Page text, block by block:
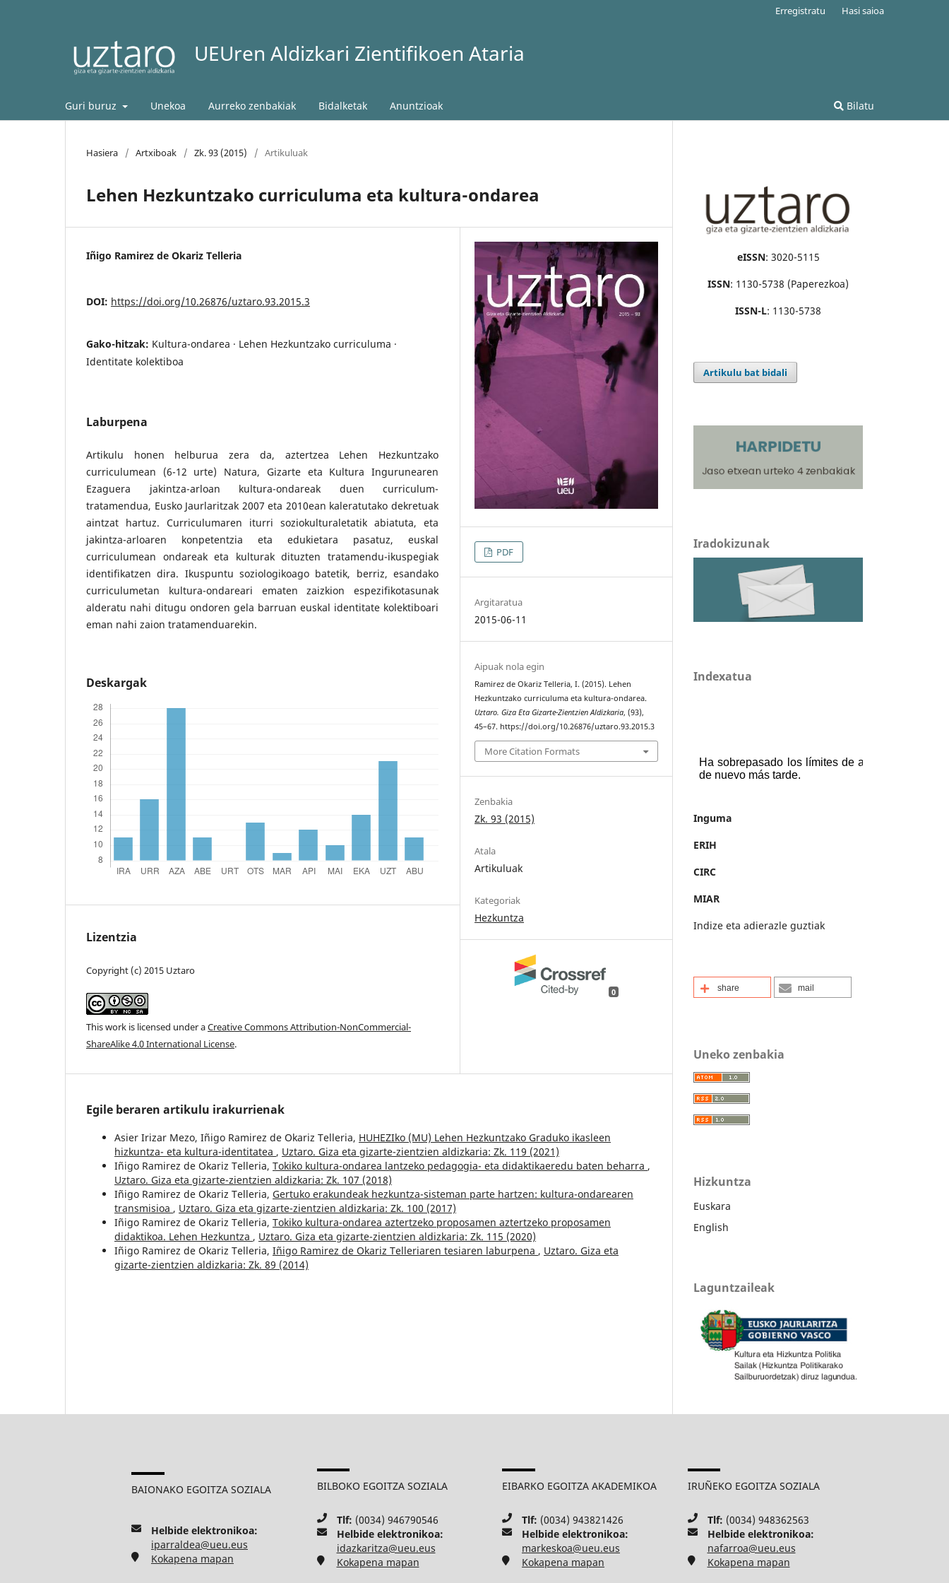
UEUren Aldizkari Zientifikoen Ataria
Guri buruz Unekoa Aurreko zenbakiak Bidalketak Anuntzioak Bilatu
Erregistratu Hasi saioa
Hasiera / Artxiboak / Zk. 93 (2015) / Artikuluak
Lehen Hezkuntzako curriculuma eta kultura-ondarea
Iñigo Ramirez de Okariz Telleria
DOI: https://doi.org/10.26876/uztaro.93.2015.3
Gako-hitzak: Kultura-ondarea · Lehen Hezkuntzako curriculuma ·
Identitate kolektiboa
Laburpena
Artikulu honen helburua zera da, aztertzea Lehen Hezkuntzako
curriculumean (6-12 urte) Natura, Gizarte eta Kultura Ingurunearen
Ezaguera jakintza-arloan kultura-ondareak duen curriculum-
tratamendua, Eusko Jaurlaritzak 2007 eta 2010ean kaleratutako dekretuak
aintzat hartuz. Curriculumaren iturri soziokulturaletatik abiatuta, eta
jakintza-arloaren konpetentzia eta edukietara pasatuz, euskal
curriculumean ondareak eta kulturak dituzten tratamendu-ikuspegiak
identifikatzen dira. Ikuspuntu soziologikoago batetik, berriz, esandako
curriculumetan kultura-ondareari ematen zaizkion espezifikotasunak
alderatu nahi ditugu ondoren gela barruan euskal identitate kolektiboari
eman nahi zaion tratamenduarekin.
Deskargak
Lizentzia
Copyright (c) 2015 Uztaro
This work is licensed under aCreative Commons Attribution-NonCommercial-
ShareAlike 4.0 International License.
PDF
Argitaratua
2015-06-11
Aipuak nola egin
Ramirez de Okariz Telleria, I. (2015). Lehen
Hezkuntzako curriculuma eta kultura-ondarea.
Uztaro. Giza Eta Gizarte-Zientzien Aldizkaria, (93),
45–67. https://doi.org/10.26876/uztaro.93.2015.3
More Citation Formats
Zenbakia
Zk. 93 (2015)
Atala
Artikuluak
Kategoriak
Hezkuntza
0
Egile beraren artikulu irakurrienak
Asier Irizar Mezo, Iñigo Ramirez de Okariz Telleria, HUHEZIko (MU) Lehen Hezkuntzako Graduko ikasleen
hizkuntza- eta kultura-identitatea , Uztaro. Giza eta gizarte-zientzien aldizkaria: Zk. 119 (2021)
Iñigo Ramirez de Okariz Telleria, Tokiko kultura-ondarea lantzeko pedagogia- eta didaktikaeredu baten beharra ,
Uztaro. Giza eta gizarte-zientzien aldizkaria: Zk. 107 (2018)
Iñigo Ramirez de Okariz Telleria, Gertuko erakundeak hezkuntza-sisteman parte hartzen: kultura-ondarearen
transmisioa , Uztaro. Giza eta gizarte-zientzien aldizkaria: Zk. 100 (2017)
Iñigo Ramirez de Okariz Telleria, Tokiko kultura-ondarea aztertzeko proposamen aztertzeko proposamen
didaktikoa. Lehen Hezkuntza , Uztaro. Giza eta gizarte-zientzien aldizkaria: Zk. 115 (2020)
Iñigo Ramirez de Okariz Telleria, Iñigo Ramirez de Okariz Telleriaren tesiaren laburpena , Uztaro. Giza eta
gizarte-zientzien aldizkaria: Zk. 89 (2014)
eISSN: 3020-5115
ISSN: 1130-5738 (Paperezkoa)
ISSN-L: 1130-5738
Artikulu bat bidali
Iradokizunak
Indexatua
Inguma
ERIH
CIRC
MIAR
Indize eta adierazle guztiak
share mail
Uneko zenbakia
Hizkuntza
Euskara
English
Laguntzaileak
BAIONAKO EGOITZA SOZIALA
Helbide elektronikoa:
iparraldea@ueu.eus
Kokapena mapan
BILBOKO EGOITZA SOZIALA
Tlf: (0034) 946790546
Helbide elektronikoa:
idazkaritza@ueu.eus
Kokapena mapan
EIBARKO EGOITZA AKADEMIKOA
Tlf: (0034) 943821426
Helbide elektronikoa:
markeskoa@ueu.eus
Kokapena mapan
IRUÑEKO EGOITZA SOZIALA
Tlf: (0034) 948362563
Helbide elektronikoa:
nafarroa@ueu.eus
Kokapena mapan